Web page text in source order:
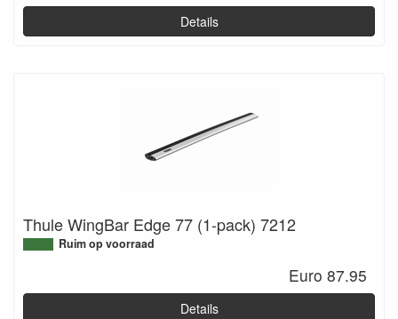
Details
Thule WingBar Edge 77 (1-pack) 7212
Ruim op voorraad
Euro 87.95
Details